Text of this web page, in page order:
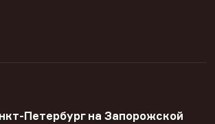
Петербург на Запорожской